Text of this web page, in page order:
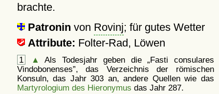
brachte.
Patronin von Rovinj; für gutes Wetter
Attribute: Folter-Rad, Löwen
1 ▲ Als Todesjahr geben die Fasti consulares
Vindobonenses , das Verzeichnis der römischen
Konsuln, das Jahr 303 an, andere Quellen wie das
Martyrologium des Hieronymus das Jahr 287.